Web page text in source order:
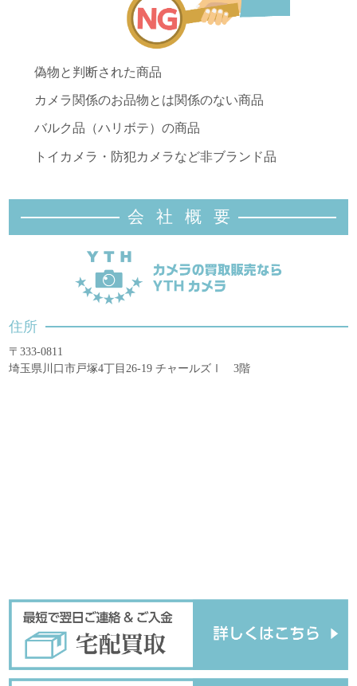
偽物と判断された商品
カメラ関係のお品物とは関係のない商品
バルク品（ハリボテ）の商品
トイカメラ・防犯カメラなど非ブランド品
会社概 要
住所
〒333-0811
埼玉県川口市戸塚4丁目26-19 チャールズⅠ 3階